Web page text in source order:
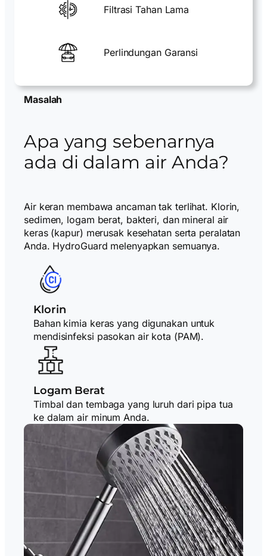
Filtrasi Tahan Lama
Perlindungan Garansi
Masalah
Apa yang sebenarnya
ada di dalam air Anda?
Air keran membawa ancaman tak terlihat. Klorin,
sedimen, logam berat, bakteri, dan mineral air
keras (kapur) merusak kesehatan serta peralatan
Anda. HydroGuard melenyapkan semuanya.
Klorin
Bahan kimia keras yang digunakan untuk
mendisinfeksi pasokan air kota (PAM).
Logam Berat
Timbal dan tembaga yang luruh dari pipa tua
ke dalam air minum Anda.